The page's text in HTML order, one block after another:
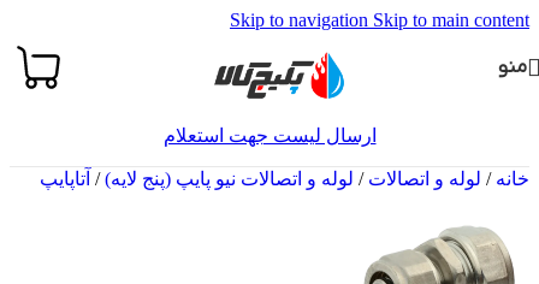
Skip to navigation Skip to main content
منو
ارسال لیست جهت استعلام
خانه/ لوله و اتصالات/ لوله و اتصالات نیو پایپ (پنج لایه)/ آتاپایپ